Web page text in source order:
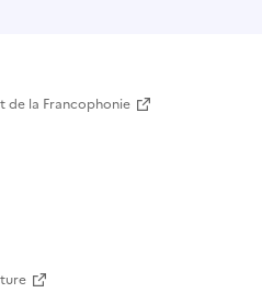
de la Francophonie